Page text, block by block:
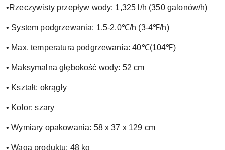
•Rzeczywisty przepływ wody: 1,325 l/h (350 galonów/h)
• System podgrzewania: 1.5-2.0℃/h (3-4℉/h)
• Max. temperatura podgrzewania: 40℃(104℉)
• Maksymalna głębokość wody: 52 cm
• Kształt: okrągły
• Kolor: szary
• Wymiary opakowania: 58 x 37 x 129 cm
• Waga produktu: 48 kg